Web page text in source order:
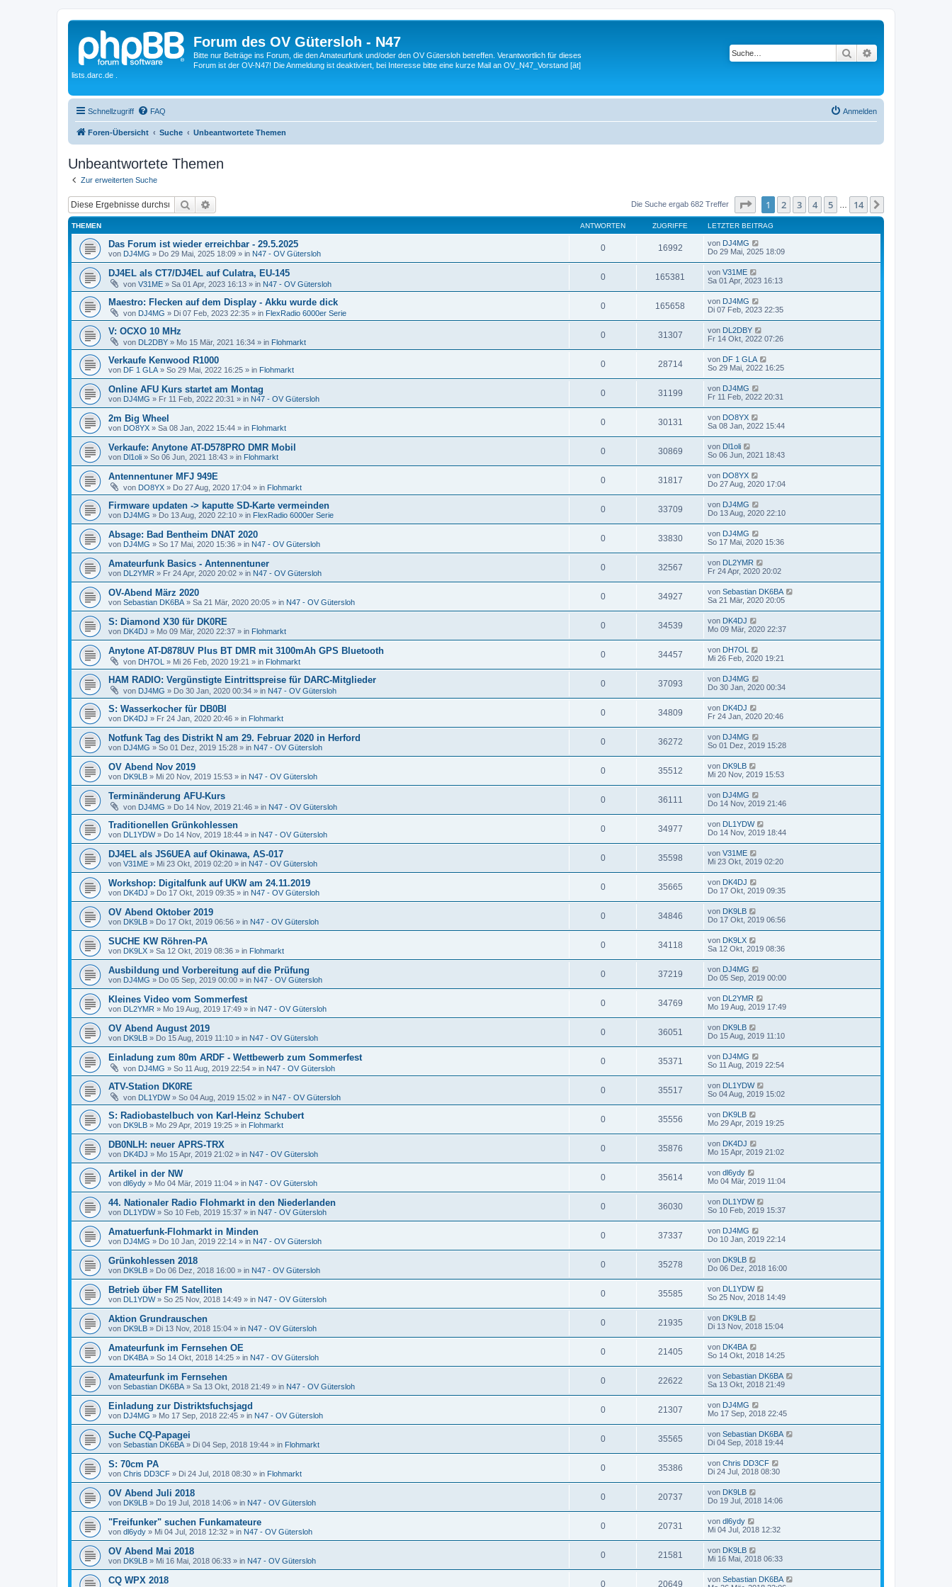
Forum des OV Gütersloh - N47
Bitte nur Beiträge ins Forum, die den Amateurfunk und/oder den OV Gütersloh betreffen. Verantwortlich für dieses
Forum ist der OV-N47! Die Anmeldung ist deaktiviert, bei Interesse bitte eine kurze Mail an OV_N47_Vorstand [ät]
lists.darc.de .
Suche
Schnellzugriff FAQ Anmelden
Foren-Übersicht Suche Unbeantwortete Themen
Unbeantwortete Themen
Zur erweiterten Suche
Suche Die Suche ergab 682 Treffer Seite von14
1 2 3 4 5 14
THEMEN ANTWORTEN ZUGRIFFE LETZTER BEITRAG
Das Forum ist wieder erreichbar - 29.5.2025
von DJ4MG » Do 29 Mai, 2025 18:09 » in N47 - OV Gütersloh
0 16992 von DJ4MG
Do 29 Mai, 2025 18:09
DJ4EL als CT7/DJ4EL auf Culatra, EU-145
von V31ME » Sa 01 Apr, 2023 16:13 » in N47 - OV Gütersloh
0 165381 von V31ME
Sa 01 Apr, 2023 16:13
Maestro: Flecken auf dem Display - Akku wurde dick
von DJ4MG » Di 07 Feb, 2023 22:35 » in FlexRadio 6000er Serie
0 165658 von DJ4MG
Di 07 Feb, 2023 22:35
V: OCXO 10 MHz
von DL2DBY » Mo 15 Mär, 2021 16:34 » in Flohmarkt
0 31307 von DL2DBY
Fr 14 Okt, 2022 07:26
Verkaufe Kenwood R1000
von DF 1 GLA » So 29 Mai, 2022 16:25 » in Flohmarkt
0 28714 von DF 1 GLA
So 29 Mai, 2022 16:25
Online AFU Kurs startet am Montag
von DJ4MG » Fr 11 Feb, 2022 20:31 » in N47 - OV Gütersloh
0 31199 von DJ4MG
Fr 11 Feb, 2022 20:31
2m Big Wheel
von DO8YX » Sa 08 Jan, 2022 15:44 » in Flohmarkt
0 30131 von DO8YX
Sa 08 Jan, 2022 15:44
Verkaufe: Anytone AT-D578PRO DMR Mobil
von Dl1oli » So 06 Jun, 2021 18:43 » in Flohmarkt
0 30869 von Dl1oli
So 06 Jun, 2021 18:43
Antennentuner MFJ 949E
von DO8YX » Do 27 Aug, 2020 17:04 » in Flohmarkt
0 31817 von DO8YX
Do 27 Aug, 2020 17:04
Firmware updaten -> kaputte SD-Karte vermeinden
von DJ4MG » Do 13 Aug, 2020 22:10 » in FlexRadio 6000er Serie
0 33709 von DJ4MG
Do 13 Aug, 2020 22:10
Absage: Bad Bentheim DNAT 2020
von DJ4MG » So 17 Mai, 2020 15:36 » in N47 - OV Gütersloh
0 33830 von DJ4MG
So 17 Mai, 2020 15:36
Amateurfunk Basics - Antennentuner
von DL2YMR » Fr 24 Apr, 2020 20:02 » in N47 - OV Gütersloh
0 32567 von DL2YMR
Fr 24 Apr, 2020 20:02
OV-Abend März 2020
von Sebastian DK6BA » Sa 21 Mär, 2020 20:05 » in N47 - OV Gütersloh
0 34927 von Sebastian DK6BA
Sa 21 Mär, 2020 20:05
S: Diamond X30 für DK0RE
von DK4DJ » Mo 09 Mär, 2020 22:37 » in Flohmarkt
0 34539 von DK4DJ
Mo 09 Mär, 2020 22:37
Anytone AT-D878UV Plus BT DMR mit 3100mAh GPS Bluetooth
von DH7OL » Mi 26 Feb, 2020 19:21 » in Flohmarkt
0 34457 von DH7OL
Mi 26 Feb, 2020 19:21
HAM RADIO: Vergünstigte Eintrittspreise für DARC-Mitglieder
von DJ4MG » Do 30 Jan, 2020 00:34 » in N47 - OV Gütersloh
0 37093 von DJ4MG
Do 30 Jan, 2020 00:34
S: Wasserkocher für DB0BI
von DK4DJ » Fr 24 Jan, 2020 20:46 » in Flohmarkt
0 34809 von DK4DJ
Fr 24 Jan, 2020 20:46
Notfunk Tag des Distrikt N am 29. Februar 2020 in Herford
von DJ4MG » So 01 Dez, 2019 15:28 » in N47 - OV Gütersloh
0 36272 von DJ4MG
So 01 Dez, 2019 15:28
OV Abend Nov 2019
von DK9LB » Mi 20 Nov, 2019 15:53 » in N47 - OV Gütersloh
0 35512 von DK9LB
Mi 20 Nov, 2019 15:53
Terminänderung AFU-Kurs
von DJ4MG » Do 14 Nov, 2019 21:46 » in N47 - OV Gütersloh
0 36111 von DJ4MG
Do 14 Nov, 2019 21:46
Traditionellen Grünkohlessen
von DL1YDW» Do 14 Nov, 2019 18:44 » in N47 - OV Gütersloh
0 34977 von DL1YDW
Do 14 Nov, 2019 18:44
DJ4EL als JS6UEA auf Okinawa, AS-017
von V31ME » Mi 23 Okt, 2019 02:20 » in N47 - OV Gütersloh
0 35598 von V31ME
Mi 23 Okt, 2019 02:20
Workshop: Digitalfunk auf UKW am 24.11.2019
von DK4DJ » Do 17 Okt, 2019 09:35 » in N47 - OV Gütersloh
0 35665 von DK4DJ
Do 17 Okt, 2019 09:35
OV Abend Oktober 2019
von DK9LB » Do 17 Okt, 2019 06:56 » in N47 - OV Gütersloh
0 34846 von DK9LB
Do 17 Okt, 2019 06:56
SUCHE KW Röhren-PA
von DK9LX » Sa 12 Okt, 2019 08:36 » in Flohmarkt
0 34118 von DK9LX
Sa 12 Okt, 2019 08:36
Ausbildung und Vorbereitung auf die Prüfung
von DJ4MG » Do 05 Sep, 2019 00:00 » in N47 - OV Gütersloh
0 37219 von DJ4MG
Do 05 Sep, 2019 00:00
Kleines Video vom Sommerfest
von DL2YMR » Mo 19 Aug, 2019 17:49 » in N47 - OV Gütersloh
0 34769 von DL2YMR
Mo 19 Aug, 2019 17:49
OV Abend August 2019
von DK9LB » Do 15 Aug, 2019 11:10 » in N47 - OV Gütersloh
0 36051 von DK9LB
Do 15 Aug, 2019 11:10
Einladung zum 80m ARDF - Wettbewerb zum Sommerfest
von DJ4MG » So 11 Aug, 2019 22:54 » in N47 - OV Gütersloh
0 35371 von DJ4MG
So 11 Aug, 2019 22:54
ATV-Station DK0RE
von DL1YDW» So 04 Aug, 2019 15:02 » in N47 - OV Gütersloh
0 35517 von DL1YDW
So 04 Aug, 2019 15:02
S: Radiobastelbuch von Karl-Heinz Schubert
von DK9LB » Mo 29 Apr, 2019 19:25 » in Flohmarkt
0 35556 von DK9LB
Mo 29 Apr, 2019 19:25
DB0NLH: neuer APRS-TRX
von DK4DJ » Mo 15 Apr, 2019 21:02 » in N47 - OV Gütersloh
0 35876 von DK4DJ
Mo 15 Apr, 2019 21:02
Artikel in der NW
von dl6ydy » Mo 04 Mär, 2019 11:04 » in N47 - OV Gütersloh
0 35614 von dl6ydy
Mo 04 Mär, 2019 11:04
44. Nationaler Radio Flohmarkt in den Niederlanden
von DL1YDW» So 10 Feb, 2019 15:37 » in N47 - OV Gütersloh
0 36030 von DL1YDW
So 10 Feb, 2019 15:37
Amatuerfunk-Flohmarkt in Minden
von DJ4MG » Do 10 Jan, 2019 22:14 » in N47 - OV Gütersloh
0 37337 von DJ4MG
Do 10 Jan, 2019 22:14
Grünkohlessen 2018
von DK9LB » Do 06 Dez, 2018 16:00 » in N47 - OV Gütersloh
0 35278 von DK9LB
Do 06 Dez, 2018 16:00
Betrieb über FM Satelliten
von DL1YDW» So 25 Nov, 2018 14:49 » in N47 - OV Gütersloh
0 35585 von DL1YDW
So 25 Nov, 2018 14:49
Aktion Grundrauschen
von DK9LB » Di 13 Nov, 2018 15:04 » in N47 - OV Gütersloh
0 21935 von DK9LB
Di 13 Nov, 2018 15:04
Amateurfunk im Fernsehen OE
von DK4BA » So 14 Okt, 2018 14:25 » in N47 - OV Gütersloh
0 21405 von DK4BA
So 14 Okt, 2018 14:25
Amateurfunk im Fernsehen
von Sebastian DK6BA » Sa 13 Okt, 2018 21:49 » in N47 - OV Gütersloh
0 22622 von Sebastian DK6BA
Sa 13 Okt, 2018 21:49
Einladung zur Distriktsfuchsjagd
von DJ4MG » Mo 17 Sep, 2018 22:45 » in N47 - OV Gütersloh
0 21307 von DJ4MG
Mo 17 Sep, 2018 22:45
Suche CQ-Papagei
von Sebastian DK6BA » Di 04 Sep, 2018 19:44 » in Flohmarkt
0 35565 von Sebastian DK6BA
Di 04 Sep, 2018 19:44
S: 70cm PA
von Chris DD3CF » Di 24 Jul, 2018 08:30 » in Flohmarkt
0 35386 von Chris DD3CF
Di 24 Jul, 2018 08:30
OV Abend Juli 2018
von DK9LB » Do 19 Jul, 2018 14:06 » in N47 - OV Gütersloh
0 20737 von DK9LB
Do 19 Jul, 2018 14:06
"Freifunker" suchen Funkamateure
von dl6ydy » Mi 04 Jul, 2018 12:32 » in N47 - OV Gütersloh
0 20731 von dl6ydy
Mi 04 Jul, 2018 12:32
OV Abend Mai 2018
von DK9LB » Mi 16 Mai, 2018 06:33 » in N47 - OV Gütersloh
0 21581 von DK9LB
Mi 16 Mai, 2018 06:33
CQ WPX 2018 0 20649 von Sebastian DK6BA